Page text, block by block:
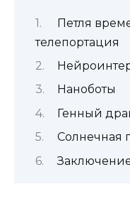
Петля
телепортация
Наноботы
Генный
Солнечная